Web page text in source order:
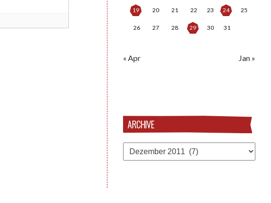
19 20 21 22 23 24 25
26 27 28 29 30 31
« Apr Jan »
ARCHIVE
Archive